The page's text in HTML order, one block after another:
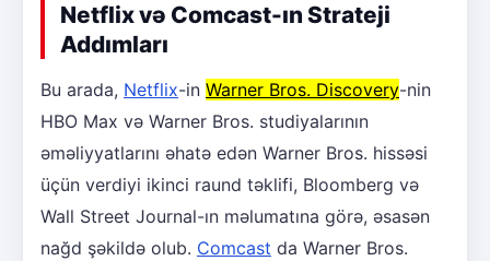
Netflix və Comcast-ın Strateji
Addımları
Bu arada, Netflix-in Warner Bros. Discovery-nin
HBO Max və Warner Bros. studiyalarının
əməliyyatlarını əhatə edən Warner Bros. hissəsi
üçün verdiyi ikinci raund təklifi, Bloomberg və
Wall Street Journal-ın məlumatına görə, əsasən
nağd şəkildə olub. Comcast da Warner Bros.